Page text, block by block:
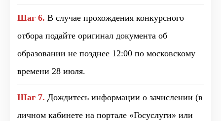
Шаг 6. В случае прохождения конкурсного
отбора подайте оригинал документа об
образовании не позднее 12:00 по московскому
времени 28 июля.
Шаг 7. Дождитесь информации о зачислении (в
личном кабинете на портале «Госуслуги» или